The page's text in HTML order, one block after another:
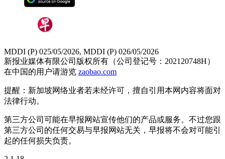
MDDI (P) 025/05/2026, MDDI (P) 026/05/2026
新报业媒体有限公司版权所有（公司登记号：202120748H）
在中国的用户请游览 zaobao.com
提醒：新加坡网络业者若未经许可，擅自引用本网内容将面对
法律行动。
第三方公司可能在早报网站宣传他们的产品或服务。不过您跟
第三方公司的任何交易与早报网站无关，早报将不会对可能引
起的任何损失负责。